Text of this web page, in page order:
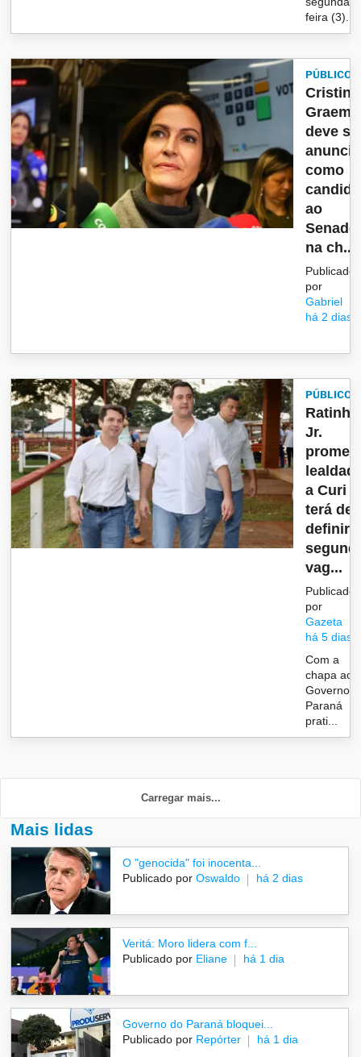
feira (3).
PÚBLICO
Cristina
Graeml
deve
como
ao
Senado
na ch...
Publicado
por
Gabriel
há 2 dias
PÚBLICO
Ratinho
Jr.
a Curi e
terá de
definir
vag...
Publicado
por
Gazeta
há 5 dias
Com a
chapa ao
Governo
Paraná
prati...
Carregar mais...
Mais lidas
O "genocida" foi inocenta...
Publicado por Oswaldo há 2 dias
Veritá: Moro lidera com f...
Publicado por Eliane há 1 dia
Governo do Paraná bloquei...
Publicado por Repórter há 1 dia